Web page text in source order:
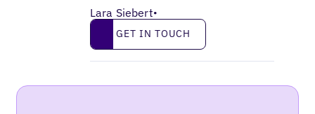
Lara Siebert•
Get in touch
GET IN TOUCH